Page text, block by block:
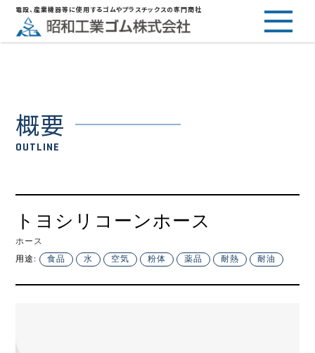
電設、産業機器等に使用するゴムやプラスチックスの専門商社
概要
OUTLINE
トヨシリコーンホース
ホース
用途:
食品 水 空気 粉体 薬品 耐熱 耐油